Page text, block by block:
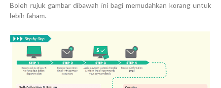
Boleh rujuk gambar dibawah ini bagi memudahkan korang untuk
lebih faham.